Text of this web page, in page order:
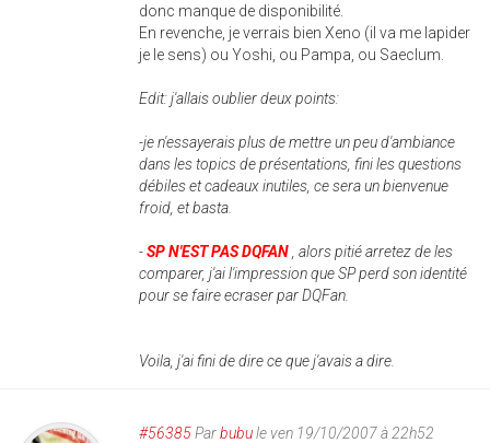
donc manque de disponibilité.
En revenche, je verrais bien Xeno (il va me lapider
je le sens) ou Yoshi, ou Pampa, ou Saeclum.
Edit: j'allais oublier deux points:
-je n'essayerais plus de mettre un peu d'ambiance
dans les topics de présentations, fini les questions
débiles et cadeaux inutiles, ce sera un bienvenue
froid, et basta.
-SP N'EST PAS DQFAN , alors pitié arretez de les
comparer, j'ai l'impression que SP perd son identité
pour se faire ecraser par DQFan.
Voila, j'ai fini de dire ce que j'avais a dire.
#56385Parbubule ven 19/10/2007 à 22h52